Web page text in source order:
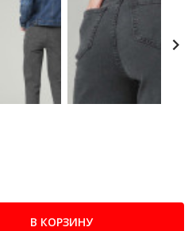
В КОРЗИНУ